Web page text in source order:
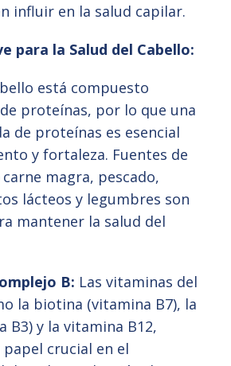
influir en la salud capilar.
para la Salud del Cabello:
está compuesto
proteínas, por lo que una
de proteínas es esencial
y fortaleza. Fuentes de
magra, pescado,
lácteos y legumbres son
mantener la salud del
B: Las vitaminas del
la biotina (vitamina B7), la
B3) y la vitamina B12,
crucial en el